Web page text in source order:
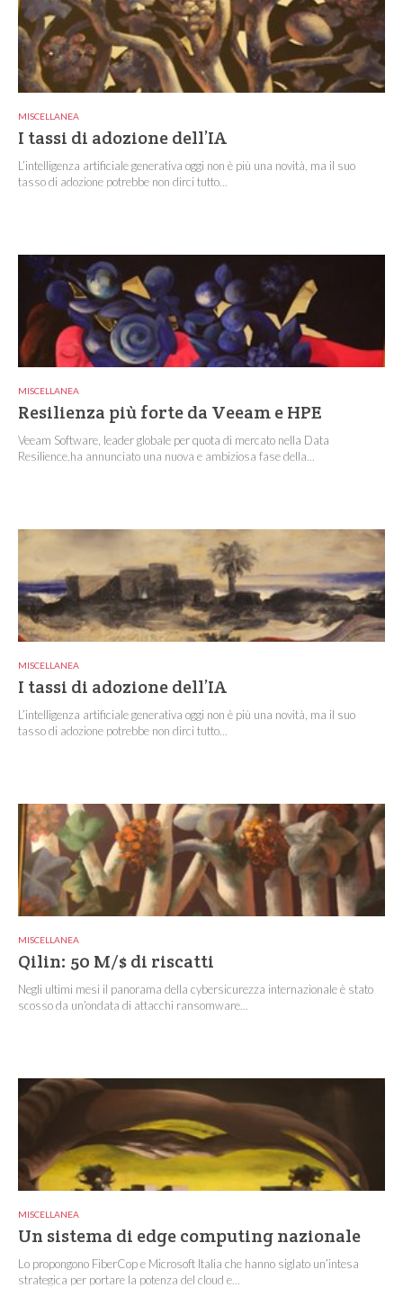
MISCELLANEA
I tassi di adozione dell’IA
L’intelligenza artificiale generativa oggi non è più una novità, ma il suo
tasso di adozione potrebbe non dirci tutto...
MISCELLANEA
Resilienza più forte da Veeam e HPE
Veeam Software, leader globale per quota di mercato nella Data
Resilience,ha annunciato una nuova e ambiziosa fase della...
MISCELLANEA
I tassi di adozione dell’IA
L’intelligenza artificiale generativa oggi non è più una novità, ma il suo
tasso di adozione potrebbe non dirci tutto...
MISCELLANEA
Qilin: 50 M/$ di riscatti
Negli ultimi mesi il panorama della cybersicurezza internazionale è stato
scosso da un’ondata di attacchi ransomware...
MISCELLANEA
Un sistema di edge computing nazionale
Lo propongono FiberCop e Microsoft Italia che hanno siglato un’intesa
strategica per portare la potenza del cloud e...